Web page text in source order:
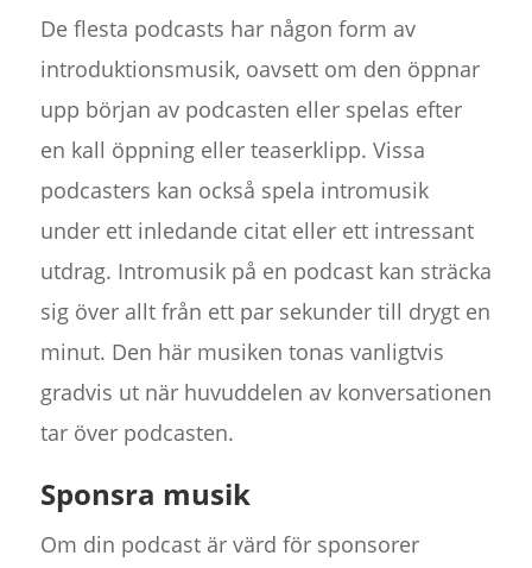
De flesta podcasts har någon form av
introduktionsmusik, oavsett om den öppnar
upp början av podcasten eller spelas efter
en kall öppning eller teaserklipp. Vissa
podcasters kan också spela intromusik
under ett inledande citat eller ett intressant
utdrag. Intromusik på en podcast kan sträcka
sig över allt från ett par sekunder till drygt en
minut. Den här musiken tonas vanligtvis
gradvis ut när huvuddelen av konversationen
tar över podcasten.
Sponsra musik
Om din podcast är värd för sponsorer